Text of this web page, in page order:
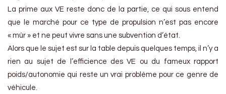
La prime aux VE reste donc de la partie, ce qui sous entend
que le marché pour ce type de propulsion n’est pas encore
« mûr » et ne peut vivre sans une subvention d’état.
Alors que le sujet est sur la table depuis quelques temps, il n’y a
rien au sujet de l’efficience des VE ou du fameux rapport
poids/autonomie qui reste un vrai problème pour ce genre de
véhicule.